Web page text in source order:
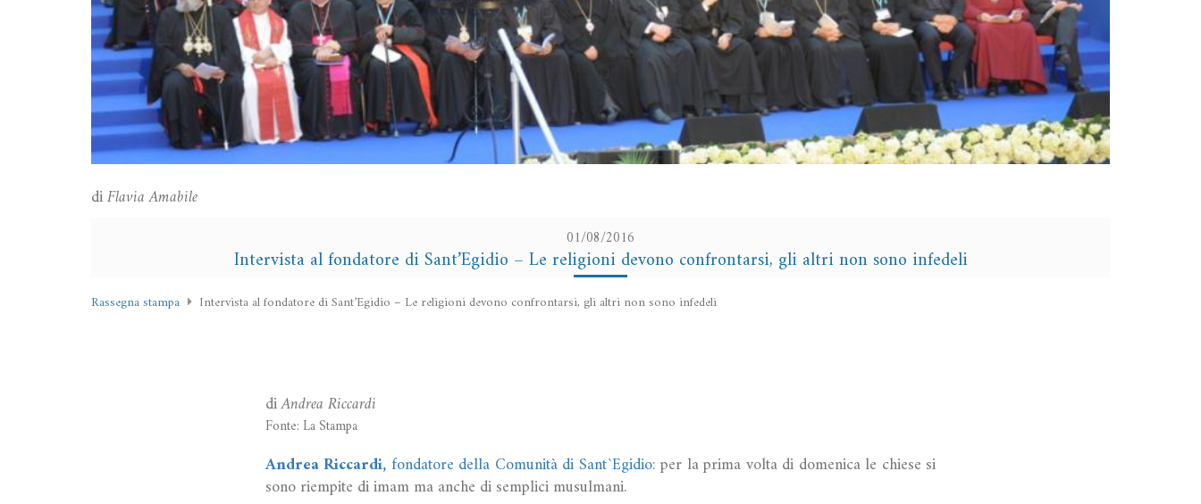
diFlavia Amabile
01/08/2016
Intervista al fondatore di Sant’Egidio – Le religioni devono confrontarsi, gli altri non sono infedeli
Rassegna stampa Intervista al fondatore di Sant’Egidio – Le religioni devono confrontarsi, gli altri non sono infedeli
diAndrea Riccardi
Fonte: La Stampa
Andrea Riccardi,fondatore della Comunità di Sant`Egidio: per la prima volta di domenica le chiese si
sono riempite di imam ma anche di semplici musulmani.